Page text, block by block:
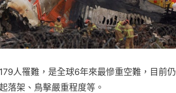
人罹難，是全球6年來最慘重空難，目前仍
落架、鳥擊嚴重程度等。